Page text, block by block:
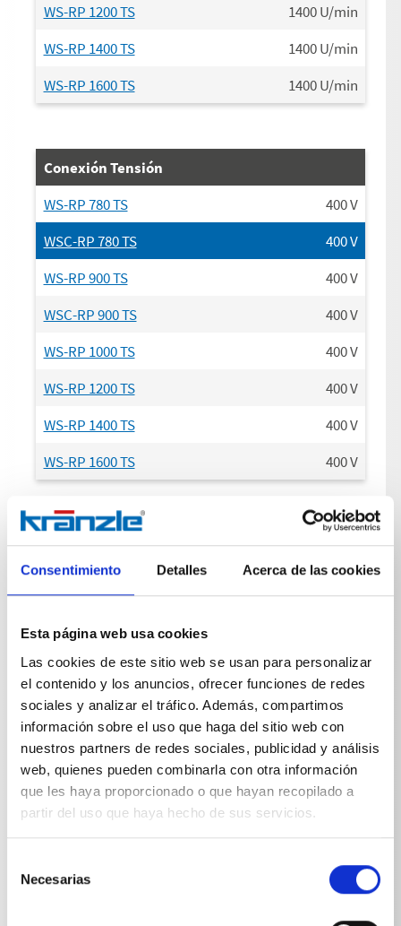
Consentimiento Detalles Acerca de las cookies
Esta página web usa cookies
Las cookies de este sitio web se usan para personalizar
el contenido y los anuncios, ofrecer funciones de redes
sociales y analizar el tráfico. Además, compartimos
información sobre el uso que haga del sitio web con
nuestros partners de redes sociales, publicidad y análisis
web, quienes pueden combinarla con otra información
que les haya proporcionado o que hayan recopilado a
partir del uso que haya hecho de sus servicios.
Necesarias
WS-RP 1200 TS
1400U/min
WS-RP 1400 TS
1400U/min
WS-RP 1600 TS
1400U/min
Conexión Tensión
WS-RP 780 TS
400V
WSC-RP 780 TS
400V
WS-RP 900 TS
400V
WSC-RP 900 TS
400V
WS-RP 1000 TS
400V
WS-RP 1200 TS
400V
WS-RP 1400 TS
400V
WS-RP 1600 TS
400V
Conexión Fase
WS-RP 780 TS
3~
WS-RP 900 TS
3~
WSC-RP 900 TS
3~
WS-RP 1000 TS
3
WS-RP 1200 TS
3~
WS-RP 1400 TS
3~
WS-RP 1600 TS
3~